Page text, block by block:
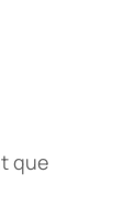
que